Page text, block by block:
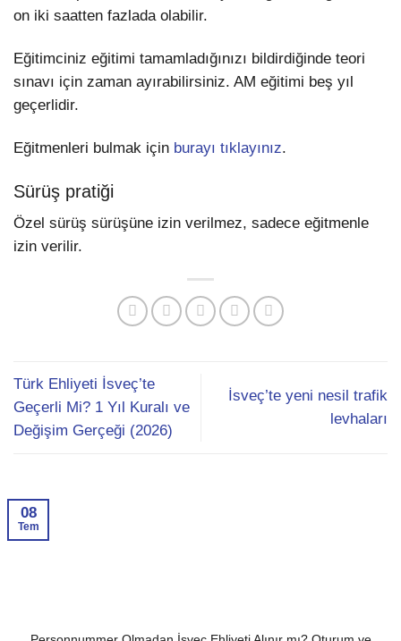
on iki saatten fazlada olabilir.
Eğitimciniz eğitimi tamamladığınızı bildirdiğinde teori
sınavı için zaman ayırabilirsiniz. AM eğitimi beş yıl
geçerlidir.
Eğitmenleri bulmak için burayı tıklayınız.
Sürüş pratiği
Özel sürüş sürüşüne izin verilmez, sadece eğitmenle
izin verilir.
Türk Ehliyeti İsveç’te
Geçerli Mi? 1 Yıl Kuralı ve
Değişim Gerçeği (2026)
İsveç’te yeni nesil trafik
levhaları
08
Tem